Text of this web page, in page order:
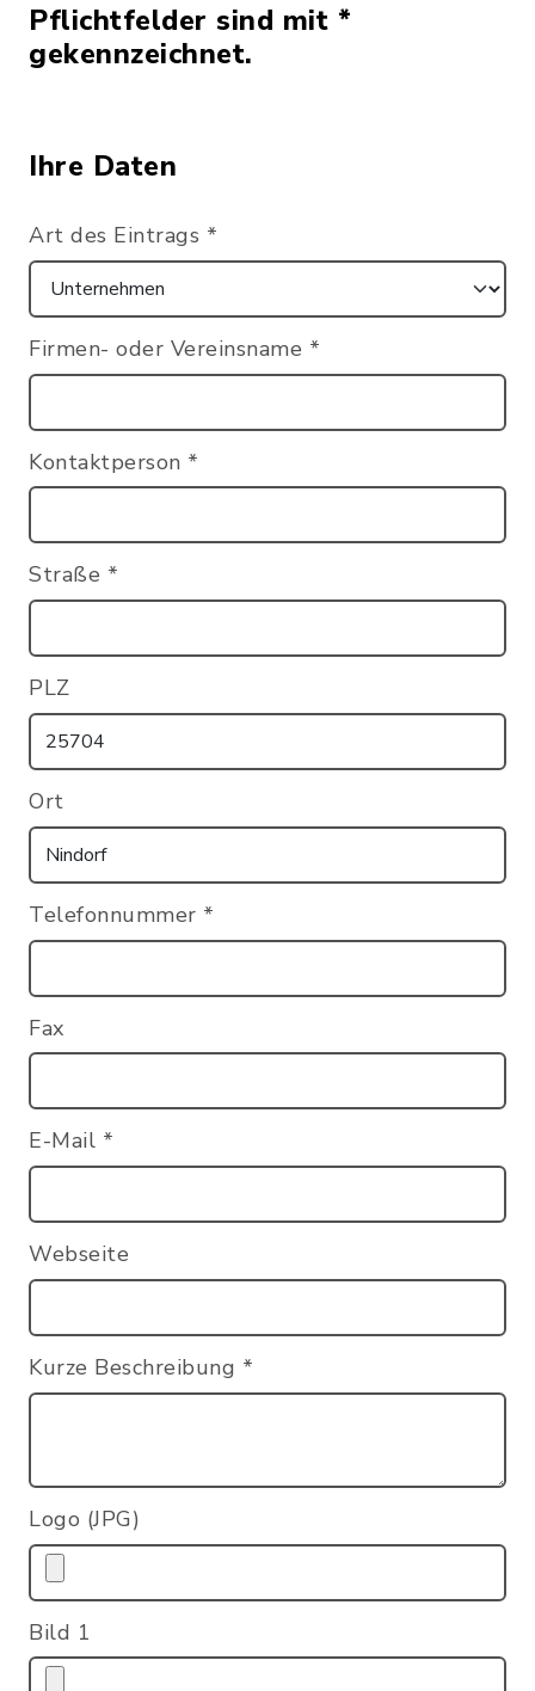
Pflichtfelder sind mit *
gekennzeichnet.
Ihre Daten
Art des Eintrags *
Firmen- oder Vereinsname *
Kontaktperson *
Straße *
PLZ
Ort
Telefonnummer *
Fax
E-Mail *
Webseite
Kurze Beschreibung *
Logo (JPG)
Bild 1